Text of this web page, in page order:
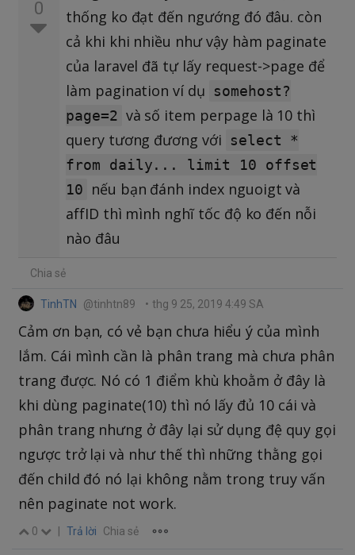
0
thống ko đạt đến ngướng đó đâu. còn
cả khi khi nhiều như vậy hàm paginate
của laravel đã tự lấy request->page để
làm pagination ví dụ
somehost?
page=2 và số item perpage là 10 thì
query tương đương với
select *
from daily... limit 10 offset
10
nếu bạn đánh index nguoigt và
affID thì mình nghĩ tốc độ ko đến nỗi
nào đâu
Chia sẻ
TinhTN @tinhtn89 • thg 9 25, 2019 4:49 SA
Cảm ơn bạn, có vẻ bạn chưa hiểu ý của mình
lắm. Cái mình cần là phân trang mà chưa phân
trang được. Nó có 1 điểm khù khoằm ở đây là
khi dùng paginate(10) thì nó lấy đủ 10 cái và
phân trang nhưng ở đây lại sử dụng đệ quy gọi
ngược trở lại và như thế thì những thằng gọi
đến child đó nó lại không nằm trong truy vấn
nên paginate not work.
0 Trả lời Chia sẻ